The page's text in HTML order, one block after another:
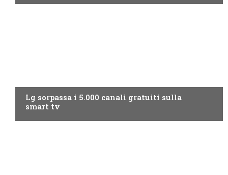
Lg sorpassa i 5.000 canali gratuiti sulla
smart tv